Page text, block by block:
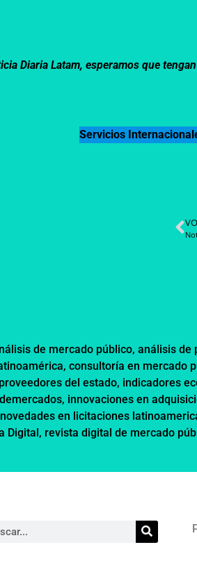
Diaria Latam, esperamos que
Servicios
de mercado público, análisis de
, consultoría en mercado
del estado, indicadores
, innovaciones en
novedades en licitaciones
Digital, revista digital de mercado